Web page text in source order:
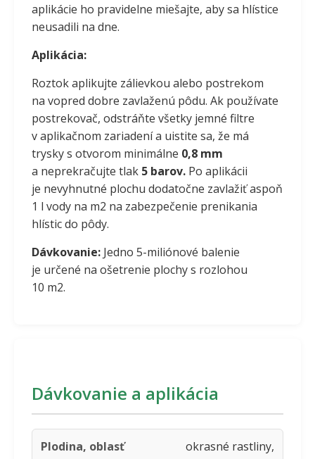
aplikácie ho pravidelne miešajte, aby sa hlístice
neusadili na dne.
Aplikácia:
Roztok aplikujte zálievkou alebo postrekom
na vopred dobre zavlaženú pôdu. Ak používate
postrekovač, odstráňte všetky jemné filtre
v aplikačnom zariadení a uistite sa, že má
trysky s otvorom minimálne 0,8 mm
a neprekračujte tlak 5 barov. Po aplikácii
je nevyhnutné plochu dodatočne zavlažiť aspoň
1 l vody na m2 na zabezpečenie prenikania
hlístic do pôdy.
Dávkovanie: Jedno 5-miliónové balenie
je určené na ošetrenie plochy s rozlohou
10 m2.
Dávkovanie a aplikácia
okrasné rastliny,